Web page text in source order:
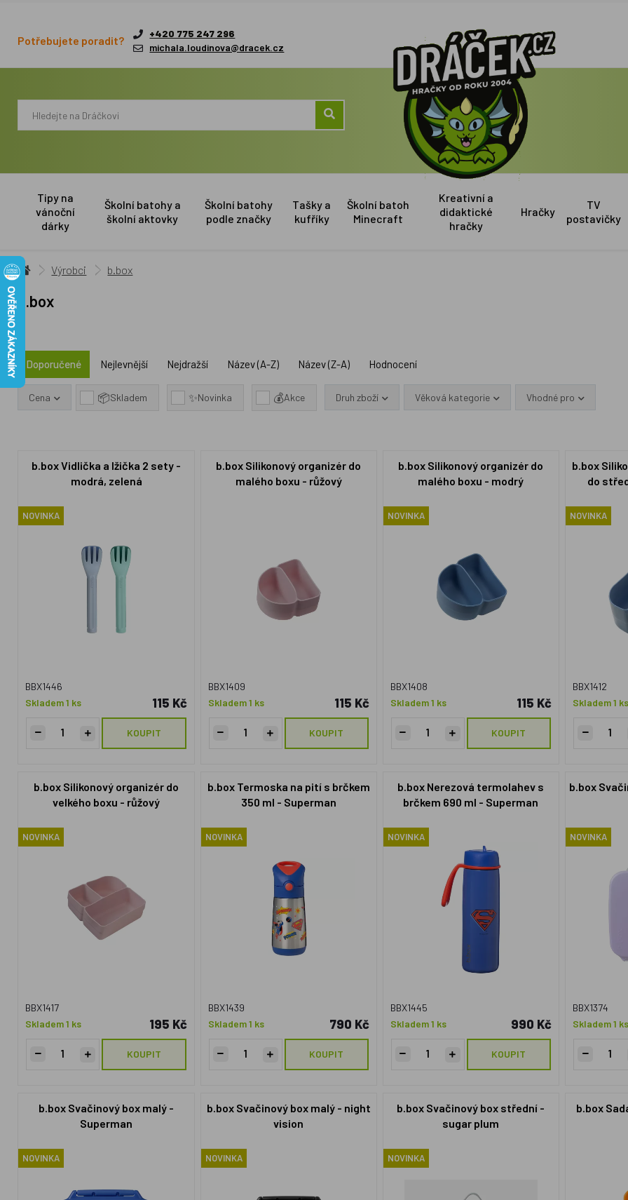
Potřebujete poradit?
+420 775 247 296
michala.loudinova@dracek.cz
Tipy na
vánoční
dárky
Školní batohy a
školní aktovky
Školní batohy
podle značky
Tašky a
kufříky
Školní batoh
Minecraft
Kreativní a
didaktické
hračky
Hračky
TV
postavičky
Výrobci b.box
b.box
Doporučené Nejlevnější Nejdražší Název (A-Z) Název (Z-A) Hodnocení
Cena 📦Skladem ✨Novinka 💰Akce Druh zboží Věková kategorie Vhodné pro
b.box Vidlička a lžička 2 sety -
modrá, zelená
NOVINKA
BBX1446
Skladem 1 ks
115 Kč
KOUPIT
b.box Silikonový organizér do
malého boxu - růžový
BBX1409
Skladem 1 ks
115 Kč
KOUPIT
b.box Silikonový organizér do
malého boxu - modrý
NOVINKA
BBX1408
Skladem 1 ks
115 Kč
KOUPIT
b.box
do
NOVINKA
BBX1412
Skladem 1 ks
b.box Silikonový organizér do
velkého boxu - růžový
NOVINKA
BBX1417
Skladem 1 ks
195 Kč
KOUPIT
b.box Termoska na pití s brčkem
350 ml - Superman
NOVINKA
BBX1439
Skladem 1 ks
790 Kč
KOUPIT
b.box Nerezová termolahev s
brčkem 690 ml - Superman
NOVINKA
BBX1445
Skladem 1 ks
990 Kč
KOUPIT
b.box
NOVINKA
BBX1374
Skladem 1 ks
b.box Svačinový box malý -
Superman
NOVINKA
b.box Svačinový box malý - night
vision
NOVINKA
b.box Svačinový box střední -
sugar plum
NOVINKA
b.box